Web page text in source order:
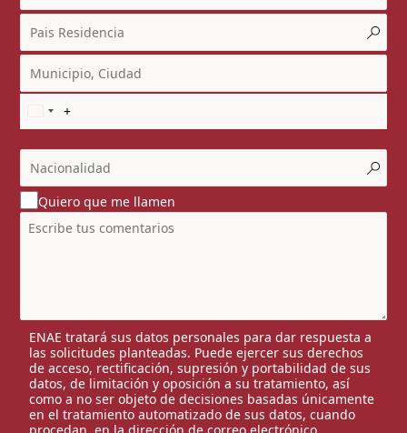
Quiero que me llamen
ENAE tratará sus datos personales para dar respuesta a
las solicitudes planteadas. Puede ejercer sus derechos
de acceso, rectificación, supresión y portabilidad de sus
datos, de limitación y oposición a su tratamiento, así
como a no ser objeto de decisiones basadas únicamente
en el tratamiento automatizado de sus datos, cuando
procedan, en la dirección de correo electrónico